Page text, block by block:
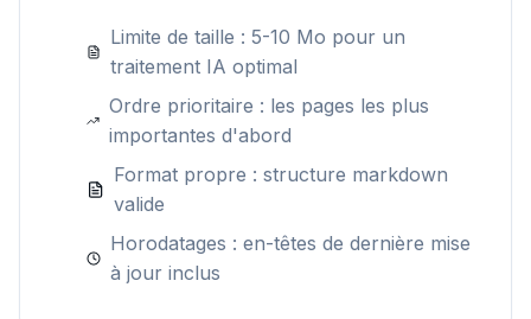
Limite de taille : 5-10 Mo pour un
traitement IA optimal
Ordre prioritaire : les pages les plus
importantes d'abord
Format propre : structure markdown
valide
Horodatages : en-têtes de dernière mise
à jour inclus